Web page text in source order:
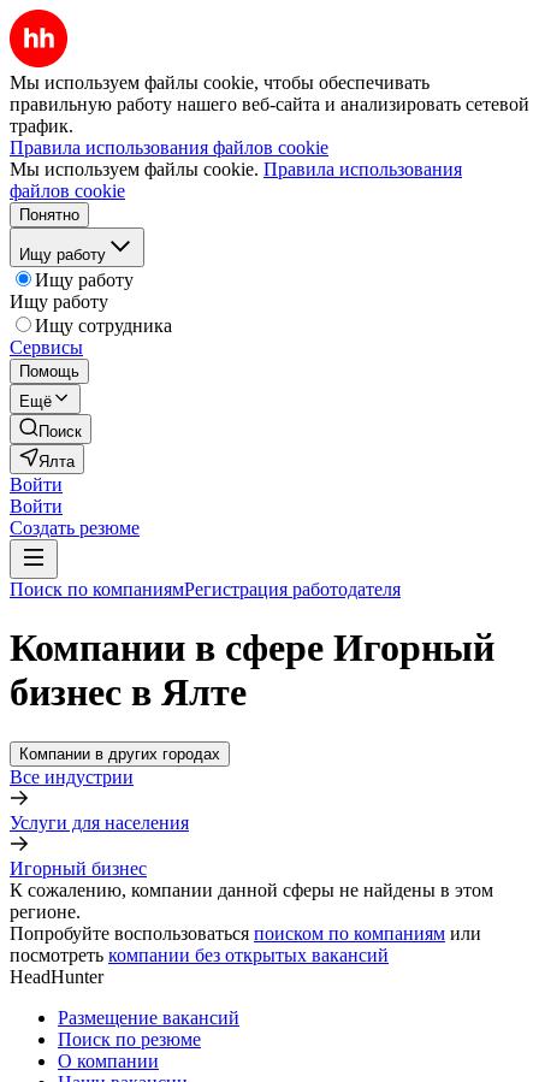
Мы используем файлы cookie, чтобы обеспечивать
правильную работу нашего веб-сайта и анализировать сетевой
трафик.
Правила использования файлов cookie
Мы используем файлы cookie. Правила использования
файлов cookie
Понятно
Ищу работу
Ищу работу
Ищу работу
Ищу сотрудника
Сервисы
Помощь
Ещё
Поиск
Ялта
Войти
Войти
Создать резюме
Поиск по компаниямРегистрация работодателя
Компании в сфере Игорный
бизнес в Ялте
Компании в других городах
Все индустрии
Услуги для населения
Игорный бизнес
К сожалению, компании данной сферы не найдены в этом
регионе.
Попробуйте воспользоваться поиском по компаниям или
посмотреть компании без открытых вакансий
HeadHunter
Размещение вакансий
Поиск по резюме
О компании